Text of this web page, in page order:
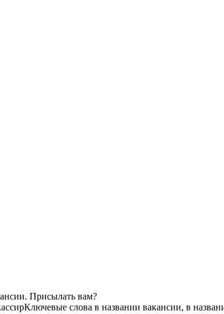
Присылать вам?
Ключевые слова в названии вакансии, в